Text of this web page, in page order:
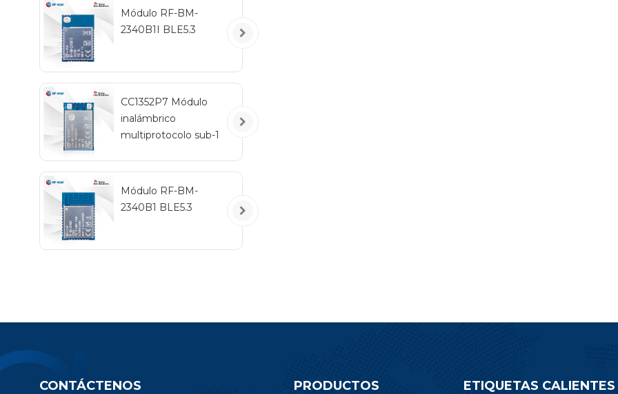
Módulo RF-BM-
2340B1I BLE5.3
CC1352P7 Módulo
inalámbrico
multiprotocolo sub-1
Módulo RF-BM-
2340B1 BLE5.3
CONTÁCTENOS
PRODUCTOS
ETIQUETAS CALIENTES